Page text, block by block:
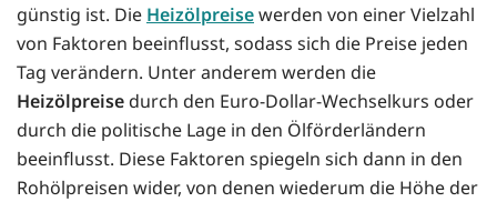
günstig ist. Die Heizölpreisewerden von einer Vielzahl
von Faktoren beeinflusst, sodass sich die Preise jeden
Tag verändern. Unter anderem werden die
Heizölpreise durch den Euro-Dollar-Wechselkurs oder
durch die politische Lage in den Ölförderländern
beeinflusst. Diese Faktoren spiegeln sich dann in den
Rohölpreisen wider, von denen wiederum die Höhe der